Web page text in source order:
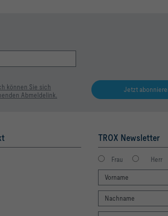
können Sie sich
Abmeldelink.
Jetzt
TROX Newsletter
Frau Herr